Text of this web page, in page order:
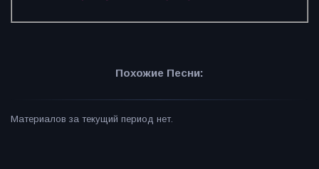
Похожие Песни:
Материалов за текущий период нет.